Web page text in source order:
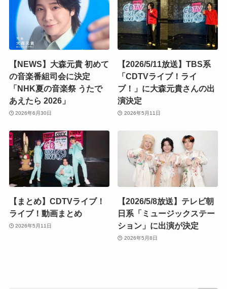
【NEWS】大森元貴 初めて
の音楽番組司会に決定
「NHK夏の音楽祭 うたで
あえたら 2026」
2026年6月30日
【2026/5/11放送】TBS系
「CDTVライブ！ライ
ブ！」に大森元貴さんの出
演決定
2026年5月11日
【まとめ】CDTVライブ！
ライブ！動画まとめ
2026年5月11日
【2026/5/8放送】テレビ朝
日系「ミュージックステー
ション」に出演が決定
2026年5月8日